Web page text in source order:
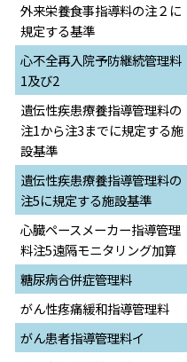
外来栄養食事指導料の注２に
規定する基準
心不全再入院予防継続管理料
1及び2
遺伝性疾患療養指導管理料の
注1から注3までに規定する施
設基準
遺伝性疾患療養指導管理料の
注5に規定する施設基準
心臓ペースメーカー指導管理
料注5遠隔モニタリング加算
糖尿病合併症管理料
がん性疼痛緩和指導管理料
がん患者指導管理料イ